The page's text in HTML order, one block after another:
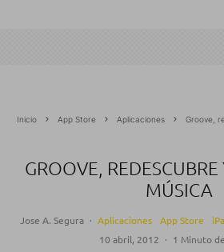
Inicio App Store Aplicaciones Groove,
GROOVE,
MÚSICA
Jose A. Segura · Aplicaciones App Store
10 abril, 2012 · 1 Minuto